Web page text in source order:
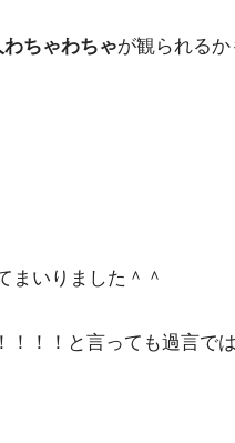
ちゃわちゃが観られる
まいりました＾＾
！！と言っても過言で